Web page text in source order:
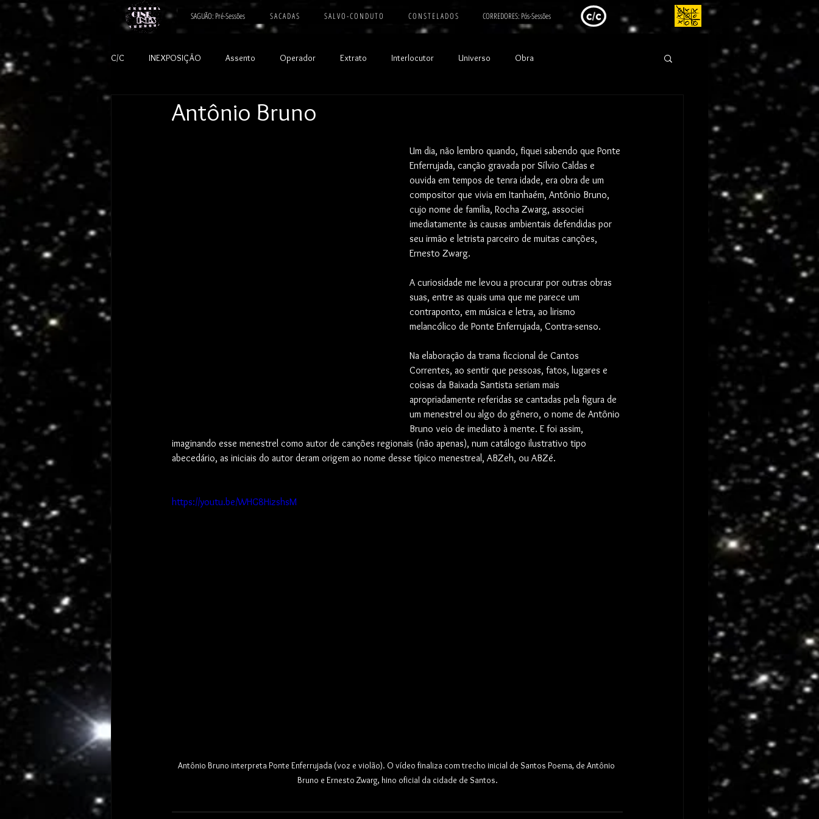
SAGUÃO: Pré-Sessões S A C A D A S S A L V O - C O N D U T O C O N S T E L A D O S CORREDORES: Pós-Sessões
C/C INEXPOSIÇÃO Assento Operador Extrato Interlocutor Universo Obra
Antônio Bruno
Um dia, não lembro quando, fiquei sabendo que Ponte
Enferrujada, canção gravada por Sílvio Caldas e
ouvida em tempos de tenra idade, era obra de um
compositor que vivia em Itanhaém, Antônio Bruno,
cujo nome de família, Rocha Zwarg, associei
imediatamente às causas ambientais defendidas por
seu irmão e letrista parceiro de muitas canções,
Ernesto Zwarg.
A curiosidade me levou a procurar por outras obras
suas, entre as quais uma que me parece um
contraponto, em música e letra, ao lirismo
melancólico de Ponte Enferrujada, Contra-senso.
Na elaboração da trama ficcional de Cantos
Correntes, ao sentir que pessoas, fatos, lugares e
coisas da Baixada Santista seriam mais
apropriadamente referidas se cantadas pela figura de
um menestrel ou algo do gênero, o nome de Antônio
Bruno veio de imediato à mente. E foi assim,
imaginando esse menestrel como autor de canções regionais (não apenas), num catálogo ilustrativo tipo
abecedário, as iniciais do autor deram origem ao nome desse típico menestreal, ABZeh, ou ABZé.
https://youtu.be/WHG8HizshsM
Antônio Bruno interpreta Ponte Enferrujada (voz e violão). O vídeo finaliza com trecho inicial de Santos Poema, de Antônio
Bruno e Ernesto Zwarg, hino oficial da cidade de Santos.